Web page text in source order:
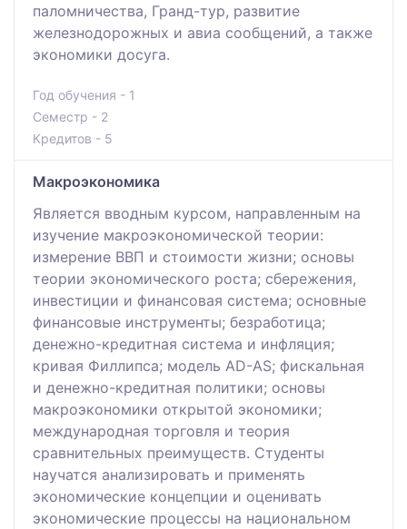
паломничества, Гранд-тур, развитие
железнодорожных и авиа сообщений, а также
экономики досуга.
Год обучения - 1
Семестр - 2
Кредитов - 5
Макроэкономика
Является вводным курсом, направленным на
изучение макроэкономической теории:
измерение ВВП и стоимости жизни; основы
теории экономического роста; сбережения,
инвестиции и финансовая система; основные
финансовые инструменты; безработица;
денежно-кредитная система и инфляция;
кривая Филлипса; модель AD-AS; фискальная
и денежно-кредитная политики; основы
макроэкономики открытой экономики;
международная торговля и теория
сравнительных преимуществ. Студенты
научатся анализировать и применять
экономические концепции и оценивать
экономические процессы на национальном